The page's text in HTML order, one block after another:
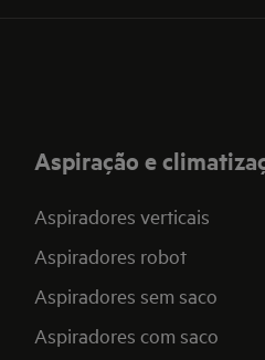
Aspiração e
Aspiradores verticais
Aspiradores robot
Aspiradores sem saco
Aspiradores com saco